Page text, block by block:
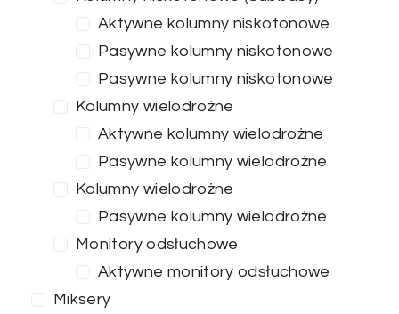
Aktywne kolumny niskotonowe
Pasywne kolumny niskotonowe
Pasywne kolumny niskotonowe
Kolumny wielodrożne
Aktywne kolumny wielodrożne
Pasywne kolumny wielodrożne
Kolumny wielodrożne
Pasywne kolumny wielodrożne
Monitory odsłuchowe
Aktywne monitory odsłuchowe
Miksery